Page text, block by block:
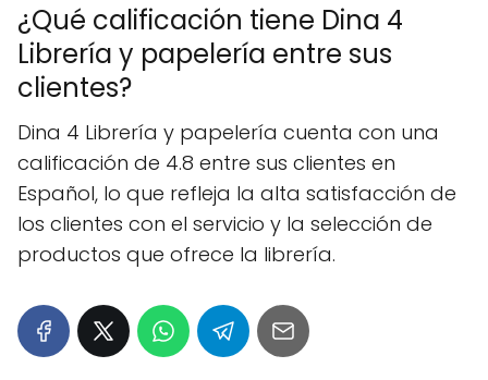
¿Qué calificación tiene Dina 4
Librería y papelería entre sus
clientes?
Dina 4 Librería y papelería cuenta con una
calificación de 4.8 entre sus clientes en
Español, lo que refleja la alta satisfacción de
los clientes con el servicio y la selección de
productos que ofrece la librería.